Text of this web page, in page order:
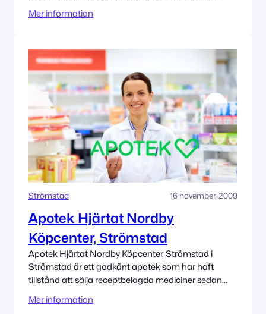
Tillståndet innehas av Apoteket AB
Mer information
Strömstad 16 november, 2009
Apotek Hjärtat Nordby
Köpcenter, Strömstad
Apotek Hjärtat Nordby Köpcenter, Strömstad i
Strömstad är ett godkänt apotek som har haft
tillstånd att sälja receptbelagda mediciner sedan
Strömstad Tillståndet innehas av Apotek Hjärtat AB
Mer information